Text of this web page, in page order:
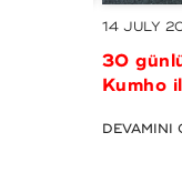
01 JULY
10.000
varan